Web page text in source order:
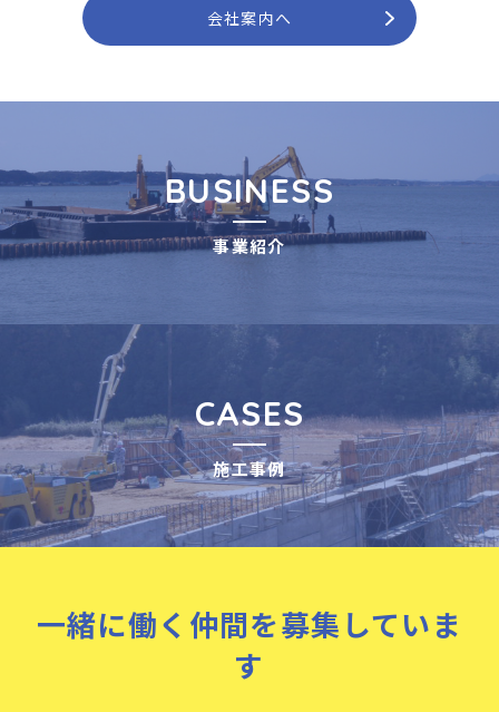
会社案内へ
BUSINESS
事業紹介
CASES
施工事例
一緒に働く仲間を募集していま
す
事業紹介
CASES
事例紹介